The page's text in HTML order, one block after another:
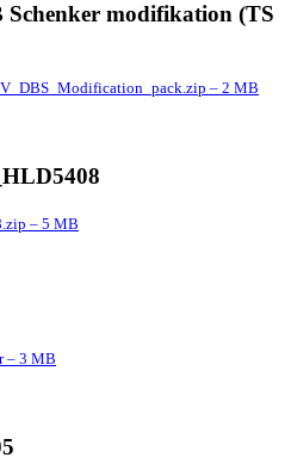
modifikation (TS
– 2 MB
– 5 MB
– 3 MB